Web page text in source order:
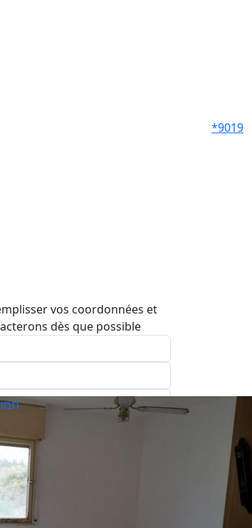
*9019
vos coordonnées et
dès que possible